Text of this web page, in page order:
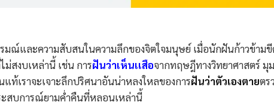
มณ์และความสับสนในความลึกของจิตใจมนุษย์ เมื่อนักฝันก้าวข้าม
สงบเหล่านี้ เช่น การฝันว่าเห็นเเสือจากทฤษฎีทางวิทยาศาสตร์ มุ
ท้เราจะเจาะลึกปริศนาอันน่าหลงใหลของการฝันว่าตัวเองตายตร
สบการณ์ยามค่ำคืนที่หลอนเหล่านี้